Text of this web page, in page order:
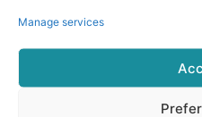
Manage services
Обмен в
улучшения